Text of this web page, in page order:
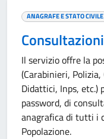
ANAGRAFE E STATO CIVILE
Il servizio offre la
(Carabinieri,
Didattici, Inps, etc.)
password, di
anagrafica di tutti i
Popolazione.